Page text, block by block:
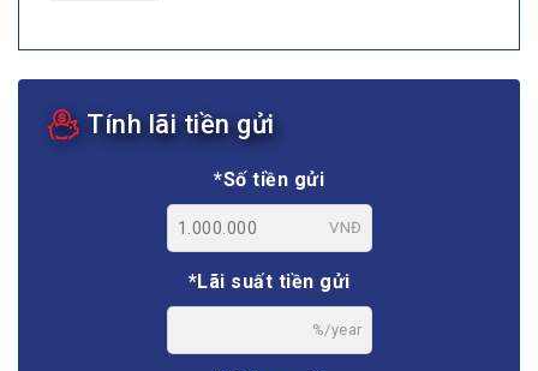
Tính lãi tiền gửi
*Số tiền gửi
VNĐ
*Lãi suất tiền gửi
%/year